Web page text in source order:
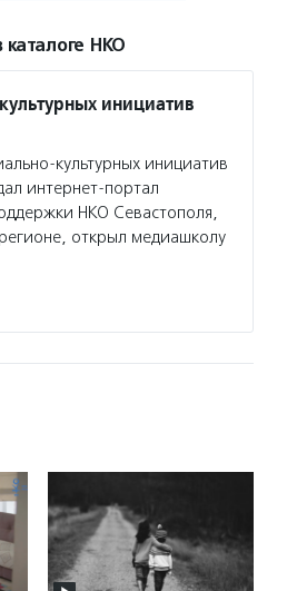
НКО
инициатив
культурных инициатив
интернет-портал
НКО Севастополя,
открыл медиашколу